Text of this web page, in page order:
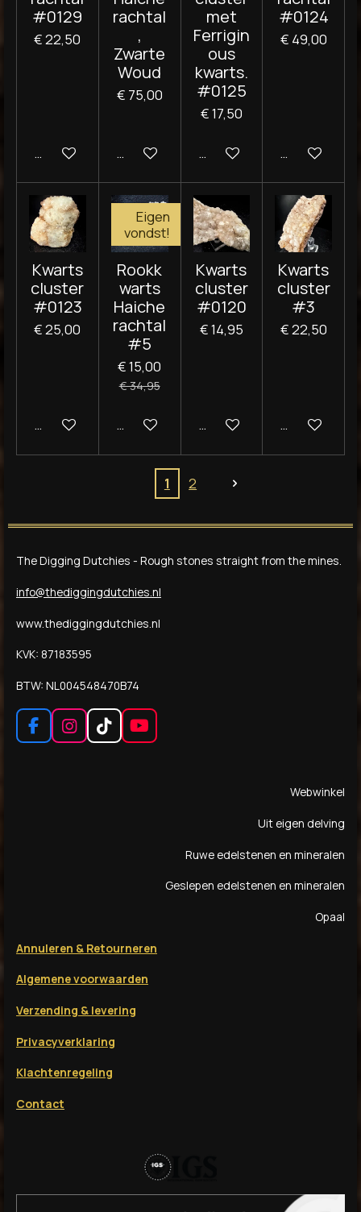
#0129
€ 22,50
In winkelwagen
rachtal
Zwarte
Woud
€ 75,00
Houd mij op de hoogte
met
Ferrigin
ous
kwarts.
#0125
€ 17,50
In winkelwagen
#0124
€ 49,00
In
Kwarts
cluster
#0123
€ 25,00
In winkelwagen
Eigen
vondst!
Rookk
warts
Haiche
rachtal
#5
€ 15,00
€ 34,95
In winkelwagen
Kwarts
cluster
#0120
€ 14,95
In winkelwagen
Kwarts
cluster
#3
€ 22,50
In
1 2
The Digging Dutchies - Rough stones straight from the mines.
info@thediggingdutchies.nl
www.thediggingdutchies.nl
KVK: 87183595
BTW: NL004548470B74
F
a
I
n
T
i
Y
o
Webwinkel
Uit eigen delving
Ruwe edelstenen en mineralen
Geslepen edelstenen en mineralen
Opaal
Annuleren & Retourneren
Algemene voorwaarden
Verzending & levering
Privacyverklaring
Klachtenregeling
Contact